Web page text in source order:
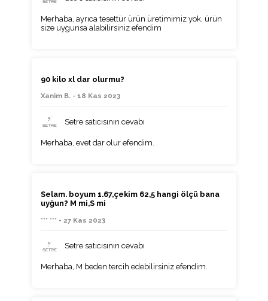
Merhaba, ayrıca tesettür ürün üretimimiz yok, ürün
size uygunsa alabilirsiniz efendim
90 kilo xl dar olurmu?
Xanim B. - 18 Kas 2023
Setre satıcısının cevabı
Merhaba, evet dar olur efendim.
Selam. boyum 1.67,çekim 62,5 hangi ölçü bana
uyğun? M mi,S mi
*** *** - 27 Kas 2023
Setre satıcısının cevabı
Merhaba, M beden tercih edebilirsiniz efendim.